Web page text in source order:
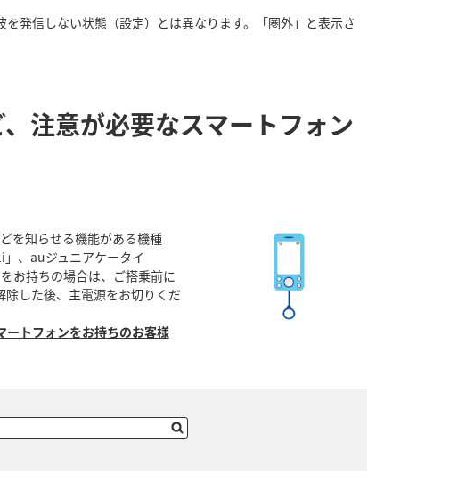
発信しない状態（設定）とは異なります。「圏外」と表示さ
注意が必要なスマートフォン
を知らせる機能がある機種
」、auジュニアケータイ
お持ちの場合は、ご搭乗前に
除した後、主電源をお切りくだ
ートフォンをお持ちのお客様